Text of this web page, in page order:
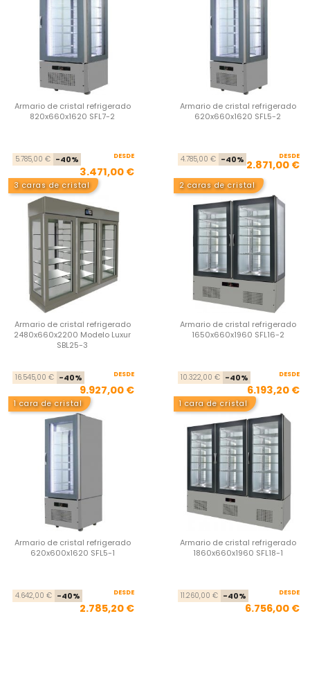
Armario de cristal refrigerado
820x660x1620 SFL7-2
Precio base
5.785,00 € -40% Precio
DESDE
3.471,00 €
Armario de cristal refrigerado
620x660x1620 SFL5-2
4.785,00 € -40% DESDE
2.871,00 €
3 caras de cristal
Armario de cristal refrigerado
2480x660x2200 Modelo Luxur
SBL25-3
Precio base
16.545,00 € -40% Precio
DESDE
9.927,00 €
2 caras de cristal
Armario de cristal refrigerado
1650x660x1960 SFL16-2
10.322,00 € -40% DESDE
6.193,20 €
1 cara de cristal
Armario de cristal refrigerado
620x600x1620 SFL5-1
Precio base
4.642,00 € -40% Precio
DESDE
2.785,20 €
1 cara de cristal
Armario de cristal refrigerado
1860x660x1960 SFL18-1
11.260,00 € -40% DESDE
6.756,00 €